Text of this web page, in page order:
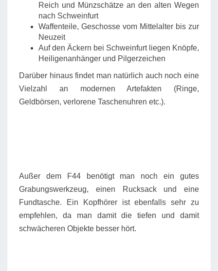
Reich und Münzschätze an den alten Wegen
nach Schweinfurt
Waffenteile, Geschosse vom Mittelalter bis zur
Neuzeit
Auf den Äckern bei Schweinfurt liegen Knöpfe,
Heiligenanhänger und Pilgerzeichen
Darüber hinaus findet man natürlich auch noch eine
Vielzahl an modernen Artefakten (Ringe,
Geldbörsen, verlorene Taschenuhren etc.).
Außer dem F44 benötigt man noch ein gutes
Grabungswerkzeug, einen Rucksack und eine
Fundtasche. Ein Kopfhörer ist ebenfalls sehr zu
empfehlen, da man damit die tiefen und damit
schwächeren Objekte besser hört.